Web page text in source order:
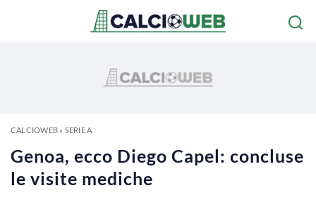
CALCIOWEB» SERIE A
Genoa, ecco Diego Capel: concluse
le visite mediche